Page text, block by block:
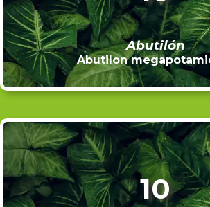
Abutilón
Abutilon
10